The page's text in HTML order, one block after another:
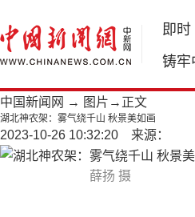
即时
铸牢
中国新闻网 → 图片 →正文
湖北神农架：雾气绕千山 秋景美如画
2023-10-26 10:32:20 来源：
薛扬 摄